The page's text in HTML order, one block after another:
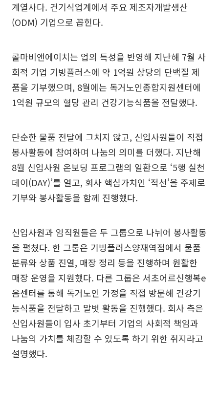
계열사다. 건기식업계에서 주요 제조자개발생산
(ODM) 기업으로 꼽힌다.
콜마비앤에이치는 업의 특성을 반영해 지난해 7월 사
회적 기업 기빙플러스에 약 1억원 상당의 단백질 제
품을 기부했으며, 8월에는 독거노인종합지원센터에
1억원 규모의 혈당 관리 건강기능식품을 전달했다.
단순한 물품 전달에 그치지 않고, 신입사원들이 직접
봉사활동에 참여하며 나눔의 의미를 더했다. 지난해
8월 신입사원 온보딩 프로그램의 일환으로 ‘5행 실천
데이(DAY)’를 열고, 회사 핵심가치인 ‘적선’을 주제로
기부와 봉사활동을 함께 진행했다.
신입사원과 임직원들은 두 그룹으로 나뉘어 봉사활동
을 펼쳤다. 한 그룹은 기빙플러스양재역점에서 물품
분류와 상품 진열, 매장 정리 등을 진행하며 원활한
매장 운영을 지원했다. 다른 그룹은 서초어르신행복e
음센터를 통해 독거노인 가정을 직접 방문해 건강기
능식품을 전달하고 말벗 활동을 진행했다. 회사 측은
신입사원들이 입사 초기부터 기업의 사회적 책임과
나눔의 가치를 체감할 수 있도록 하기 위한 취지라고
설명했다.